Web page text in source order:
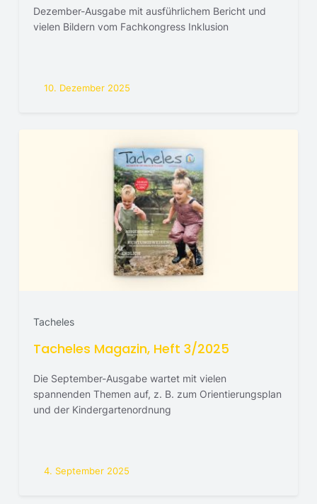
Dezember-Ausgabe mit ausführlichem Bericht und
vielen Bildern vom Fachkongress Inklusion
10. Dezember 2025
Tacheles
Tacheles Magazin, Heft 3/2025
Die September-Ausgabe wartet mit vielen
spannenden Themen auf, z. B. zum Orientierungsplan
und der Kindergartenordnung
4. September 2025